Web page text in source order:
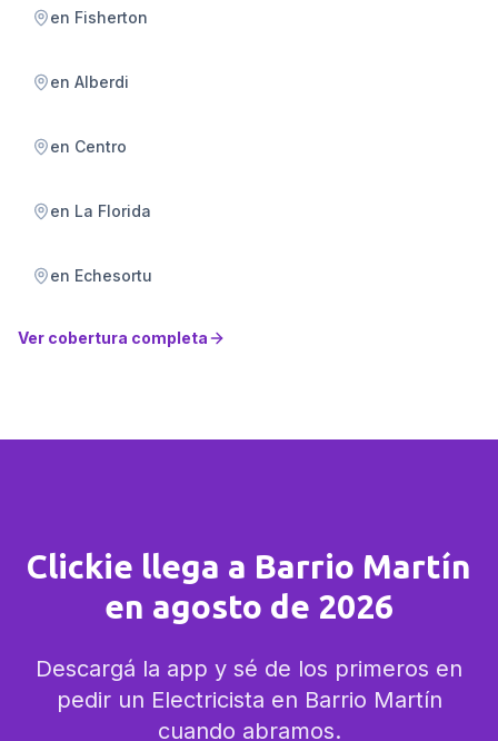
en Fisherton
en Alberdi
en Centro
en La Florida
en Echesortu
Ver cobertura completa
Clickie llega a Barrio Martín
en agosto de 2026
Descargá la app y sé de los primeros en
pedir un Electricista en Barrio Martín
cuando abramos.